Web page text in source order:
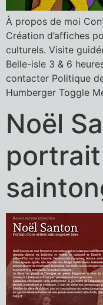
À propos de moi
Création d’affiches
culturels. Visite
Belle-isle 3 & 6
contacter Politique
Humberger Toggle
Noël
portrait